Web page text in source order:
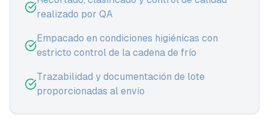
realizado por QA
Empacado en condiciones higiénicas con
estricto control de la cadena de frío
Trazabilidad y documentación de lote
proporcionadas al envío